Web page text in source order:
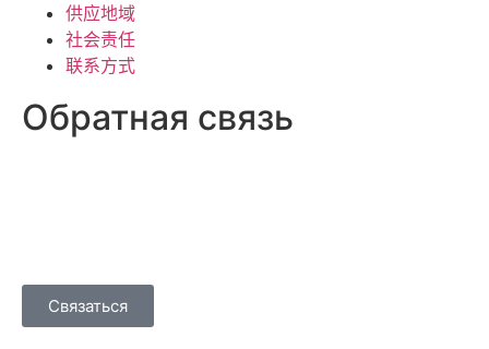
供应地域
社会责任
联系方式
Обратная связь
Связаться